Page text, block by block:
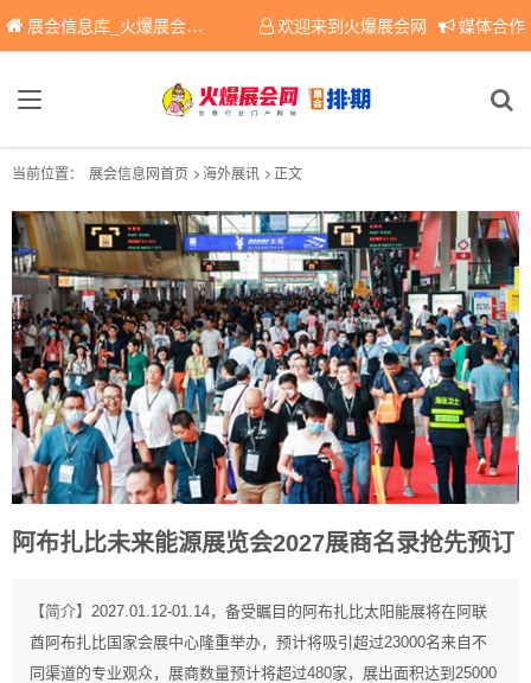
展会信息库_火爆展会网免费展会信息查询平台，提供专业会展服务！ 欢迎来到火爆展会网 媒体合作
当前位置： 展会信息网首页 海外展讯 正文
阿布扎比未来能源展览会2027展商名录抢先预订
【简介】 2027.01.12-01.14，备受瞩目的阿布扎比太阳能展将在阿联
酋阿布扎比国家会展中心隆重举办，预计将吸引超过23000名来自不
同渠道的专业观众，展商数量预计将超过480家，展出面积达到25000